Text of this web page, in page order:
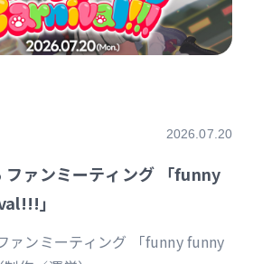
2026.07.20
ファンミーティング 「funny
」
ァンミーティング 「funny funny